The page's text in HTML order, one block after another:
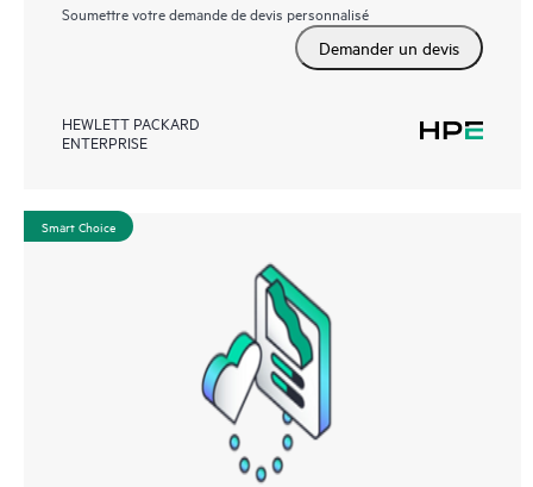
Soumettre votre demande de devis personnalisé
Demander un devis
HEWLETT PACKARD
ENTERPRISE
Smart Choice